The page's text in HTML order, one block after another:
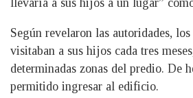
llevaría a sus hijos a un lugar”
Según revelaron las autoridades,
visitaban a sus hijos cada tres
determinadas zonas del predio. De
permitido ingresar al edificio.